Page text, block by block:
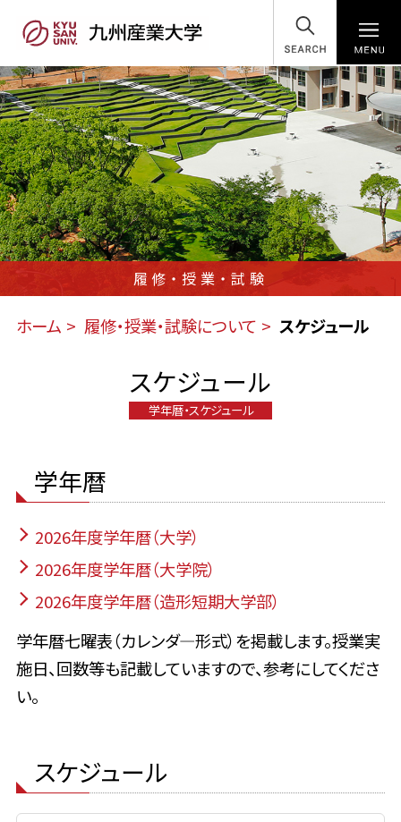
SEARCH
履修・授業・試験
ホーム 履修・授業・試験について スケジュール
スケジュール
学年暦・スケジュール
学年暦
2026年度学年暦（大学）
2026年度学年暦（大学院）
2026年度学年暦（造形短期大学部）
学年暦七曜表（カレンダ―形式）を掲載します。授業実
施日、回数等も記載していますので、参考にしてくださ
い。
スケジュール